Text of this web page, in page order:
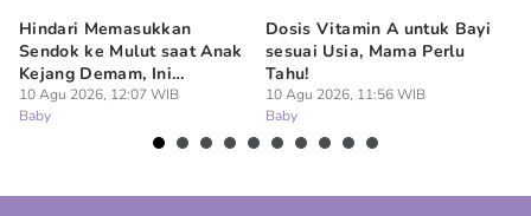
Hindari Memasukkan
Sendok ke Mulut saat Anak
Kejang Demam, Ini
Bahayanya
10 Agu 2026, 12:07 WIB
Baby
Dosis Vitamin A untuk Bayi
sesuai Usia, Mama Perlu
Tahu!
10 Agu 2026, 11:56 WIB
Baby